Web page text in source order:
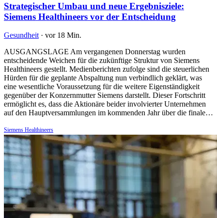
Strategischer Umbau und neue Ergebnisziele:
Siemens Healthineers vor der Entscheidung
Gesundheit · vor 18 Min.
AUSGANGSLAGE Am vergangenen Donnerstag wurden
entscheidende Weichen für die zukünftige Struktur von Siemens
Healthineers gestellt. Medienberichten zufolge sind die steuerlichen
Hürden für die geplante Abspaltung nun verbindlich geklärt, was
eine wesentliche Voraussetzung für die weitere Eigenständigkeit
gegenüber der Konzernmutter Siemens darstellt. Dieser Fortschritt
ermöglicht es, dass die Aktionäre beider involvierter Unternehmen
auf den Hauptversammlungen im kommenden Jahr über die finale…
Siemens Healthineers